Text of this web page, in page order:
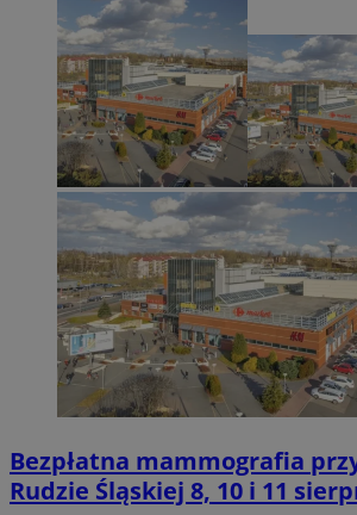
Bezpłatna mammografia
Rudzie Śląskiej 8, 10 i 11